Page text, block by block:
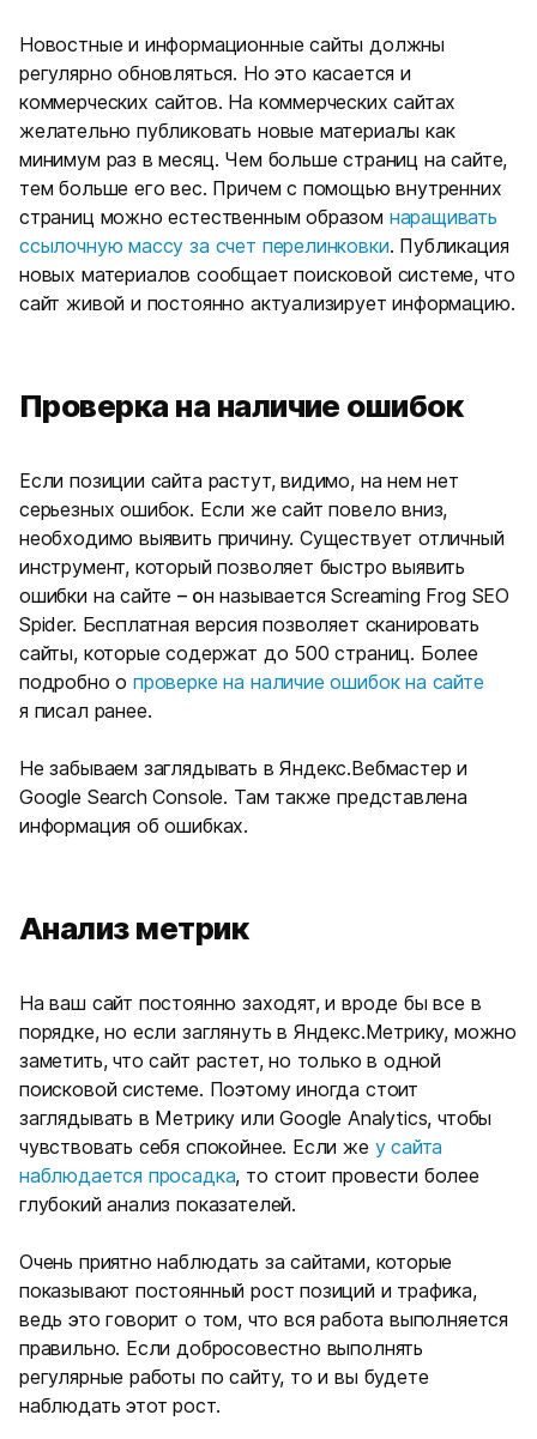
Новостные и информационные сайты должны
регулярно обновляться. Но это касается и
коммерческих сайтов. На коммерческих сайтах
желательно публиковать новые материалы как
минимум раз в месяц. Чем больше страниц на сайте,
тем больше его вес. Причем с помощью внутренних
страниц можно естественным образом наращивать
ссылочную массу за счет перелинковки. Публикация
новых материалов сообщает поисковой системе, что
сайт живой и постоянно актуализирует информацию.
Проверка на наличие ошибок
Если позиции сайта растут, видимо, на нем нет
серьезных ошибок. Если же сайт повело вниз,
необходимо выявить причину. Существует отличный
инструмент, который позволяет быстро выявить
ошибки на сайте– он называется Screaming Frog SEO
Spider. Бесплатная версия позволяет сканировать
сайты, которые содержат до 500 страниц. Более
подробно опроверке на наличие ошибок на сайте
я писал ранее.
Не забываем заглядывать в Яндекс.Вебмастер и
Google Search Console. Там также представлена
информация об ошибках.
Анализ метрик
На ваш сайт постоянно заходят, и вроде бы все в
порядке, но если заглянуть в Яндекс.Метрику, можно
заметить, что сайт растет, но только в одной
поисковой системе. Поэтому иногда стоит
заглядывать в Метрику или Google Analytics, чтобы
чувствовать себя спокойнее. Если же у сайта
наблюдается просадка, то стоит провести более
глубокий анализ показателей.
Очень приятно наблюдать за сайтами, которые
показывают постоянный рост позиций и трафика,
ведь это говорит о том, что вся работа выполняется
правильно. Если добросовестно выполнять
регулярные работы по сайту, то и вы будете
наблюдать этот рост.